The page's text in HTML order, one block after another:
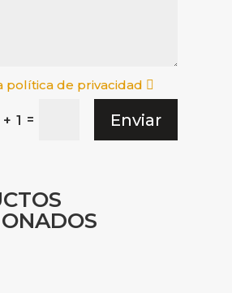
política de privacidad
1 = Enviar